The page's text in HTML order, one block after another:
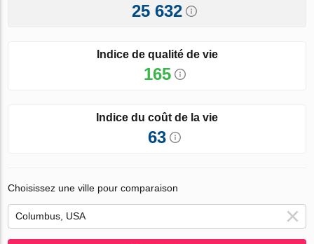
25 632
Indice de qualité de vie
165
Indice du coût de la vie
63
Choisissez une ville pour comparaison